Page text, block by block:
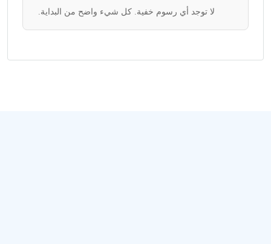
لا توجد أي رسوم خفية. كل شيء واضح من البداية.